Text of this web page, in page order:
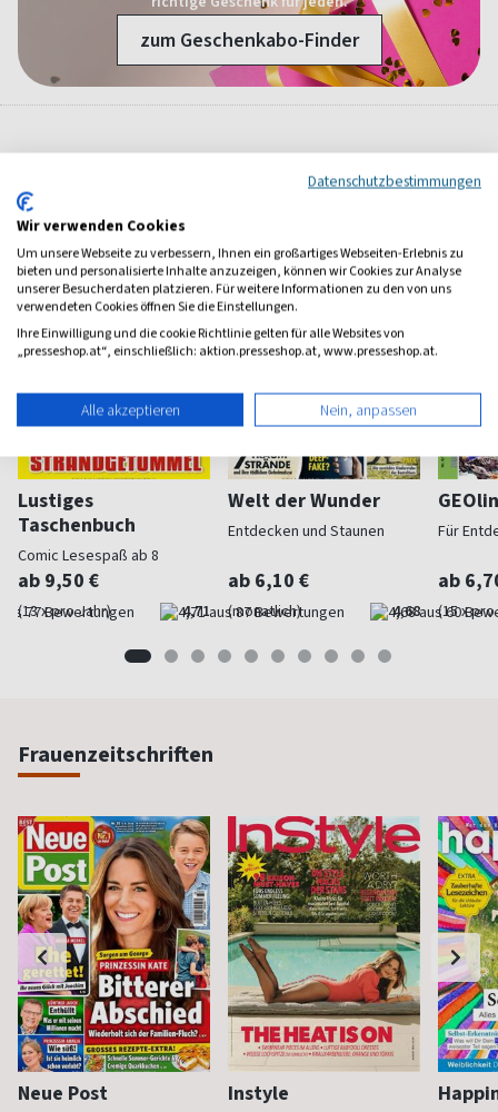
zum Geschenkabo-Finder
Weitere Kinder-Jugend-Magazine
Lustiges
Taschenbuch
Comic Lesespaß ab 8
ab 9,50 €
(13 x pro Jahr) 4,71
Welt der Wunder
Entdecken und Staunen
ab 6,10 €
(monatlich) 4,68
Für
ab
(15 x
Frauenzeitschriften
Neue Post Instyle
Datenschutzbestimmungen
Wir verwenden Cookies
Um unsere Webseite zu verbessern, Ihnen ein großartiges Webseiten-Erlebnis zu
bieten und personalisierte Inhalte anzuzeigen, können wir Cookies zur Analyse
unserer Besucherdaten platzieren. Für weitere Informationen zu den von uns
verwendeten Cookies öffnen Sie die Einstellungen.
Ihre Einwilligung und die cookie Richtlinie gelten für alle Websites von
„presseshop.at“, einschließlich: aktion.presseshop.at, www.presseshop.at.
Alle akzeptieren Nein, anpassen